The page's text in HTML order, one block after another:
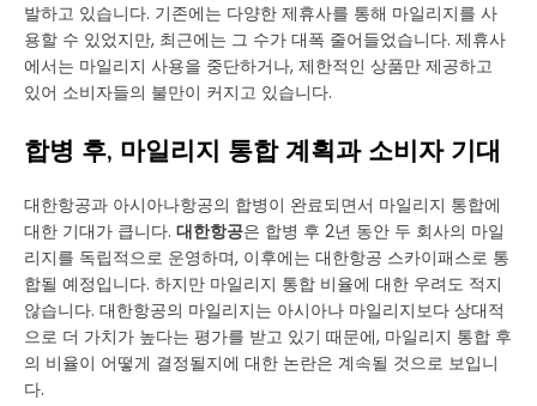
발하고 있습니다. 기존에는 다양한 제휴사를 통해 마일리지를 사
용할 수 있었지만, 최근에는 그 수가 대폭 줄어들었습니다. 제휴사
에서는 마일리지 사용을 중단하거나, 제한적인 상품만 제공하고
있어 소비자들의 불만이 커지고 있습니다.
합병 후, 마일리지 통합 계획과 소비자 기대
대한항공과 아시아나항공의 합병이 완료되면서 마일리지 통합에
대한 기대가 큽니다. 대한항공은 합병 후 2년 동안 두 회사의 마일
리지를 독립적으로 운영하며, 이후에는 대한항공 스카이패스로 통
합될 예정입니다. 하지만 마일리지 통합 비율에 대한 우려도 적지
않습니다. 대한항공의 마일리지는 아시아나 마일리지보다 상대적
으로 더 가치가 높다는 평가를 받고 있기 때문에, 마일리지 통합 후
의 비율이 어떻게 결정될지에 대한 논란은 계속될 것으로 보입니
다.